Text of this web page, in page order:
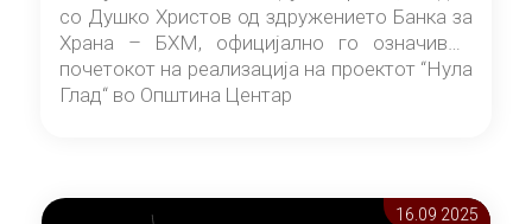
со Душко Христов од здружението Банка за
Храна – БХМ, официјално го означивме
почетокот на реализација на проектот “Нула
Глад“ во Општина Центар
16.09 2025